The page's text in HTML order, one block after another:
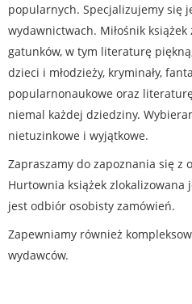
popularnych. Specjalizujemy się
wydawnictwach. Miłośnik
gatunków, w tym literaturę
dzieci i młodzieży, kryminały,
popularnonaukowe oraz
niemal każdej dziedziny.
nietuzinkowe i wyjątkowe.
Zapraszamy do zapoznania się z
Hurtownia książek
jest odbiór osobisty zamówień.
Zapewniamy również
wydawców.